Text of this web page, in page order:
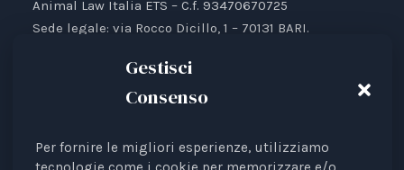
Gestisci
Consenso
Per fornire le migliori esperienze, utilizziamo
Animal Law Italia ETS – C.f. 93470670725
Sede legale: via Rocco Dicillo, 1 – 70131 BARI.
Animal Law Italia è un Ente del Terzo Settore avente